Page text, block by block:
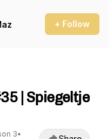
+ Follow
| Spiegeltje
3•